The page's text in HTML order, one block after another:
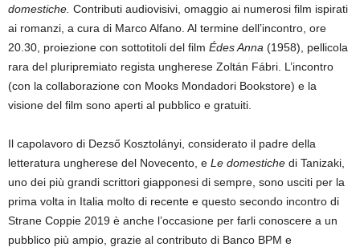
domestiche. Contributi audiovisivi, omaggio ai numerosi film ispirati
ai romanzi, a cura di Marco Alfano. Al termine dell’incontro, ore
20.30, proiezione con sottotitoli del film Édes Anna (1958), pellicola
rara del pluripremiato regista ungherese Zoltán Fábri. L’incontro
(con la collaborazione con Mooks Mondadori Bookstore) e la
visione del film sono aperti al pubblico e gratuiti.
Il capolavoro di Dezső Kosztolányi, considerato il padre della
letteratura ungherese del Novecento, e Le domestiche di Tanizaki,
uno dei più grandi scrittori giapponesi di sempre, sono usciti per la
prima volta in Italia molto di recente e questo secondo incontro di
Strane Coppie 2019 è anche l’occasione per farli conoscere a un
pubblico più ampio, grazie al contributo di Banco BPM e